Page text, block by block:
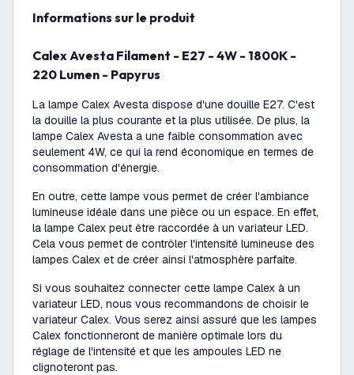
Informations sur le produit
Calex Avesta Filament - E27 - 4W - 1800K -
220 Lumen - Papyrus
La lampe Calex Avesta dispose d'une douille E27. C'est
la douille la plus courante et la plus utilisée. De plus, la
lampe Calex Avesta a une faible consommation avec
seulement 4W, ce qui la rend économique en termes de
consommation d'énergie.
En outre, cette lampe vous permet de créer l'ambiance
lumineuse idéale dans une pièce ou un espace. En effet,
la lampe Calex peut être raccordée à un variateur LED.
Cela vous permet de contrôler l'intensité lumineuse des
lampes Calex et de créer ainsi l'atmosphère parfaite.
Si vous souhaitez connecter cette lampe Calex à un
variateur LED, nous vous recommandons de choisir le
variateur Calex. Vous serez ainsi assuré que les lampes
Calex fonctionneront de manière optimale lors du
réglage de l'intensité et que les ampoules LED ne
clignoteront pas.